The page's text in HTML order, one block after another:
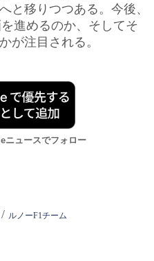
と移りつつある。今後、
進めるのか、そしてそ
が注目される。
ニュースでフォロー
/ ルノーF1チーム